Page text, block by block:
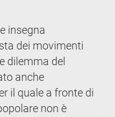
insegna
dei movimenti
dilemma del
anche
il quale a fronte di
non è